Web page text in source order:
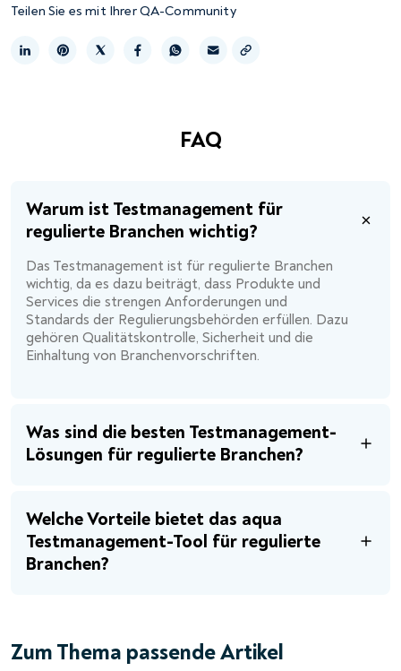
Teilen Sie es mit Ihrer QA-Community
FAQ
Warum ist Testmanagement für
regulierte Branchen wichtig?
Das Testmanagement ist für regulierte Branchen
wichtig, da es dazu beiträgt, dass Produkte und
Services die strengen Anforderungen und
Standards der Regulierungsbehörden erfüllen. Dazu
gehören Qualitätskontrolle, Sicherheit und die
Einhaltung von Branchenvorschriften.
Was sind die besten Testmanagement-
Lösungen für regulierte Branchen?
Welche Vorteile bietet das aqua
Testmanagement-Tool für regulierte
Branchen?
Zum Thema passende Artikel